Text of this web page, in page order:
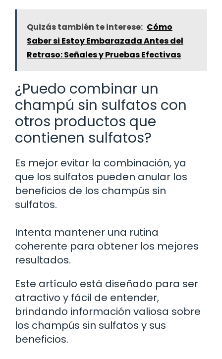
Quizás también te interese: Cómo
Saber si Estoy Embarazada Antes del
Retraso: Señales y Pruebas Efectivas
¿Puedo combinar un
champú sin sulfatos con
otros productos que
contienen sulfatos?
Es mejor evitar la combinación, ya
que los sulfatos pueden anular los
beneficios de los champús sin
sulfatos.
Intenta mantener una rutina
coherente para obtener los mejores
resultados.
Este artículo está diseñado para ser
atractivo y fácil de entender,
brindando información valiosa sobre
los champús sin sulfatos y sus
beneficios.